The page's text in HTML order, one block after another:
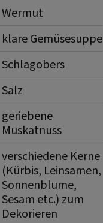
Wermut
klare Gemüsesuppe
Schlagobers
Salz
geriebene
Muskatnuss
verschiedene Kerne
(Kürbis, Leinsamen,
Sonnenblume,
Sesam etc.) zum
Dekorieren